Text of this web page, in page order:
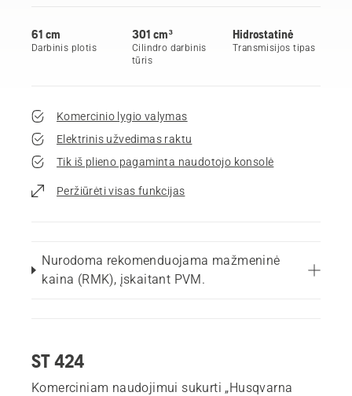
61 cm
Darbinis plotis
301 cm³
Cilindro darbinis
tūris
Hidrostatinė
Transmisijos tipas
Komercinio lygio valymas
Elektrinis užvedimas raktu
Tik iš plieno pagaminta naudotojo konsolė
Peržiūrėti visas funkcijas
Nurodoma rekomenduojama mažmeninė
kaina (RMK), įskaitant PVM.
ST 424
Komerciniam naudojimui sukurti „Husqvarna